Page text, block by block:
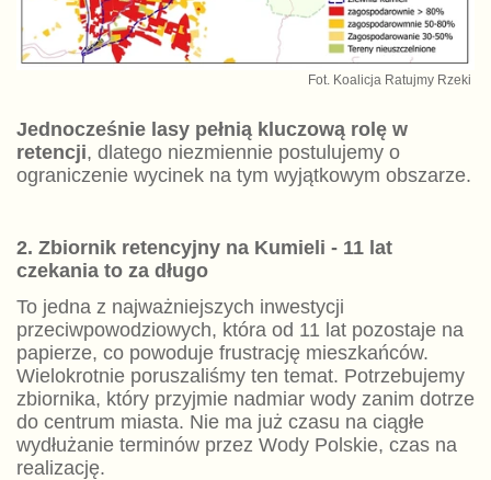
Fot. Koalicja Ratujmy Rzeki
Jednocześnie lasy pełnią kluczową rolę w
retencji, dlatego niezmiennie postulujemy o
ograniczenie wycinek na tym wyjątkowym obszarze.
2. Zbiornik retencyjny na Kumieli - 11 lat
czekania to za długo
To jedna z najważniejszych inwestycji
przeciwpowodziowych, która od 11 lat pozostaje na
papierze, co powoduje frustrację mieszkańców.
Wielokrotnie poruszaliśmy ten temat. Potrzebujemy
zbiornika, który przyjmie nadmiar wody zanim dotrze
do centrum miasta. Nie ma już czasu na ciągłe
wydłużanie terminów przez Wody Polskie, czas na
realizację.